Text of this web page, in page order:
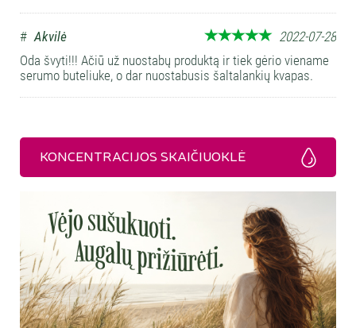
# Akvilė
2022-07-28
Oda švyti!!! Ačiū už nuostabų produktą ir tiek gėrio viename
serumo buteliuke, o dar nuostabusis šaltalankių kvapas.
KONCENTRACIJOS SKAIČIUOKLĖ